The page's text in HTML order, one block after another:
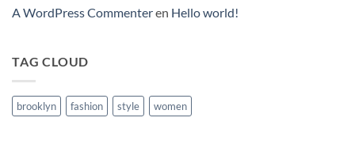
A WordPress Commenteren Hello world!
TAG CLOUD
brooklyn fashion style women